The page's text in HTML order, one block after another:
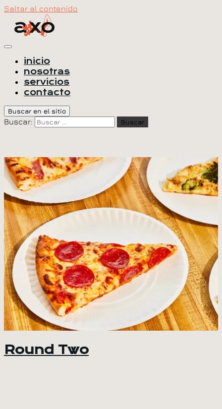
Saltar al contenido
inicio
nosotras
servicios
contacto
Buscar en el sitio
Buscar: Buscar
Round Two